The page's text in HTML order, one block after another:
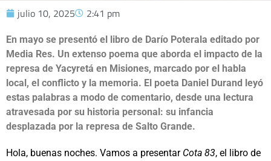
julio 10, 2025 2:41 pm
En mayo se presentó el libro de Darío Poterala editado por
Media Res. Un extenso poema que aborda el impacto de la
represa de Yacyretá en Misiones, marcado por el habla
local, el conflicto y la memoria. El poeta Daniel Durand leyó
estas palabras a modo de comentario, desde una lectura
atravesada por su historia personal: su infancia
desplazada por la represa de Salto Grande.
Hola, buenas noches. Vamos a presentar Cota 83, el libro de